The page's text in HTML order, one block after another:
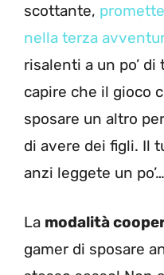
scottante,
nella terza
risalenti a un po’
capire che il gioco
sposare un altro
di avere dei figli. Il
anzi leggete un po’…
La modalità
gamer di sposare